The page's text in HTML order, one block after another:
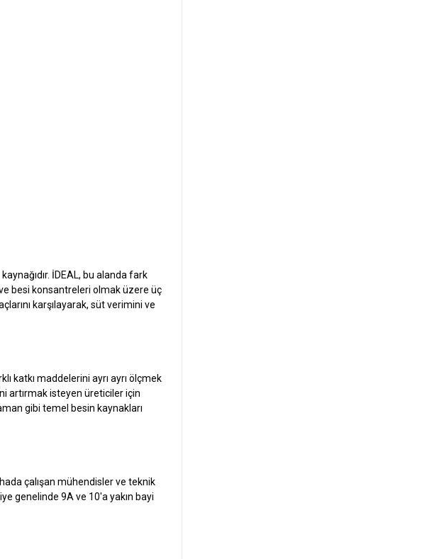
İDEAL, bu alanda fark
besi konsantreleri olmak üzere üç
karşılayarak, süt verimini ve
katkı maddelerini ayrı ayrı ölçmek
artırmak isteyen üreticiler için
gibi temel besin kaynakları
çalışan mühendisler ve teknik
genelinde 9A ve 10'a yakın bayi